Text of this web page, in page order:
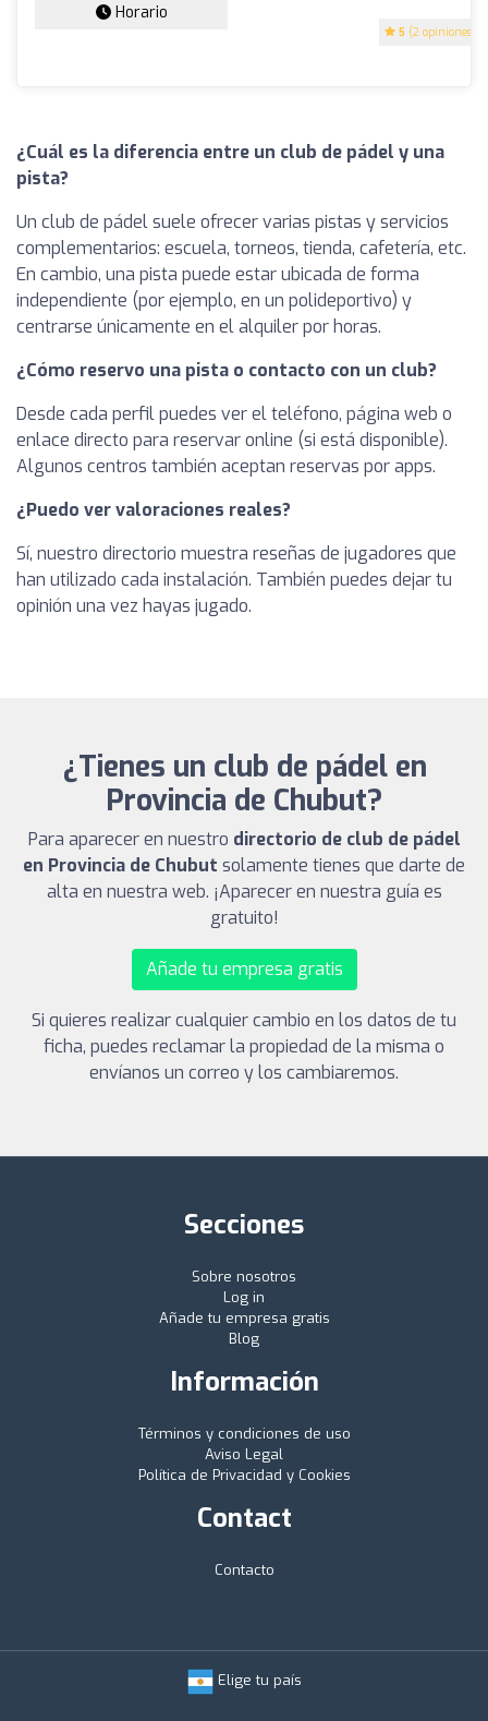
5 (2 opiniones)
Horario
¿Cuál es la diferencia entre un club de pádel y una
pista?
Un club de pádel suele ofrecer varias pistas y servicios
complementarios: escuela, torneos, tienda, cafetería, etc.
En cambio, una pista puede estar ubicada de forma
independiente (por ejemplo, en un polideportivo) y
centrarse únicamente en el alquiler por horas.
¿Cómo reservo una pista o contacto con un club?
Desde cada perfil puedes ver el teléfono, página web o
enlace directo para reservar online (si está disponible).
Algunos centros también aceptan reservas por apps.
¿Puedo ver valoraciones reales?
Sí, nuestro directorio muestra reseñas de jugadores que
han utilizado cada instalación. También puedes dejar tu
opinión una vez hayas jugado.
¿Tienes un club de pádel en
Provincia de Chubut?
Para aparecer en nuestro directorio de club de pádel
en Provincia de Chubut solamente tienes que darte de
alta en nuestra web. ¡Aparecer en nuestra guía es
gratuito!
Añade tu empresa gratis
Si quieres realizar cualquier cambio en los datos de tu
ficha, puedes reclamar la propiedad de la misma o
envíanos un correo y los cambiaremos.
Secciones
Sobre nosotros
Log in
Añade tu empresa gratis
Blog
Información
Términos y condiciones de uso
Aviso Legal
Política de Privacidad y Cookies
Contact
Contacto
Elige tu país